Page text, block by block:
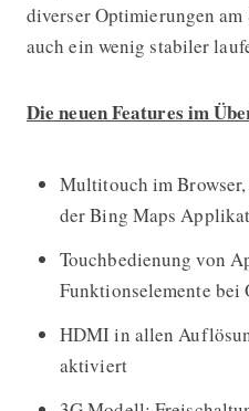
diverser Optimierungen am
auch ein wenig stabiler
Die neuen Features im
Multitouch im
der Bing Maps
Touchbedienung von
Funktionselemente
HDMI in allen
aktiviert